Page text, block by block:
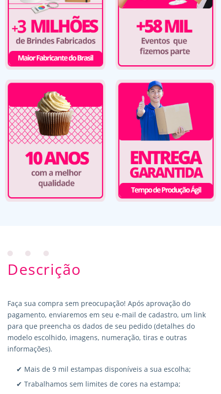
Descrição
Faça sua compra sem preocupação! Após aprovação do
pagamento, enviaremos em seu e-mail de cadastro, um link
para que preencha os dados de seu pedido (detalhes do
modelo escolhido, imagens, numeração, tiras e outras
informações).
✔ Mais de 9 mil estampas disponíveis a sua escolha;
✔ Trabalhamos sem limites de cores na estampa;